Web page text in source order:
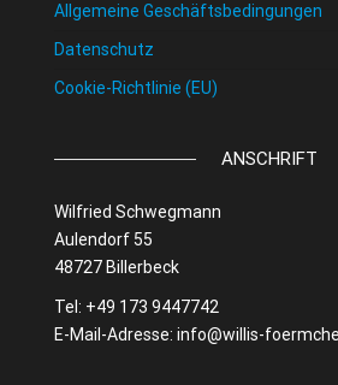
Allgemeine Geschäftsbedingungen
Datenschutz
Cookie-Richtlinie (EU)
ANSCHRIFT
Wilfried Schwegmann
Aulendorf 55
48727 Billerbeck
Tel: +49 173 9447742
E-Mail-Adresse: info@willis-